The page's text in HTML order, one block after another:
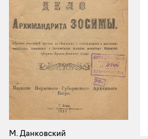
М. Данковский